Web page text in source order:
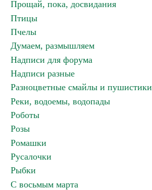
Прощай, пока, досвидания
Птицы
Пчелы
Думаем, размышляем
Надписи для форума
Надписи разные
Разноцветные смайлы и пушистики
Реки, водоемы, водопады
Роботы
Розы
Ромашки
Русалочки
Рыбки
С восьмым марта